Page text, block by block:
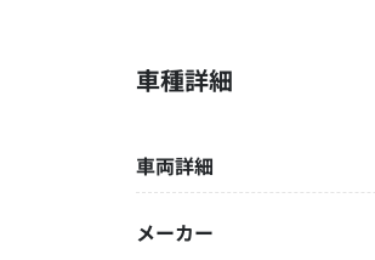
車種詳細
車両詳細
メーカー